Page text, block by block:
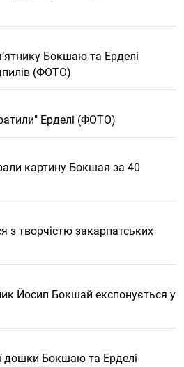
Бокшаю та Ерделі
(ФОТО)
Ерделі (ФОТО)
картину Бокшая за 40
з творчістю закарпатських
Йосип Бокшай експонується у
дошки Бокшаю та Ерделі